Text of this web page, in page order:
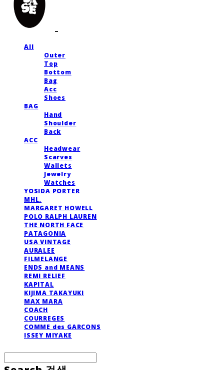
All
Outer
Top
Bottom
Bag
Acc
Shoes
BAG
Hand
Shoulder
Back
ACC
Headwear
Scarves
Wallets
Jewelry
Watches
YOSIDA PORTER
MHL.
MARGARET HOWELL
POLO RALPH LAUREN
THE NORTH FACE
PATAGONIA
USA VINTAGE
AURALEE
FILMELANGE
ENDS and MEANS
REMI RELIEF
KAPITAL
KIJIMA TAKAYUKI
MAX MARA
COACH
COURREGES
COMME des GARCONS
ISSEY MIYAKE